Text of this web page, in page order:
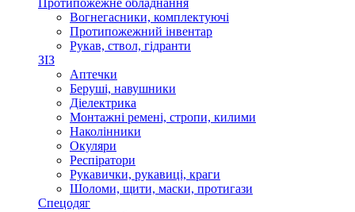
Протипожежне обладнання
Вогнегасники, комплектуючі
Протипожежний інвентар
Рукав, ствол, гідранти
ЗІЗ
Аптечки
Беруші, навушники
Діелектрика
Монтажні ремені, стропи, килими
Наколінники
Окуляри
Респіратори
Рукавички, рукавиці, краги
Шоломи, щити, маски, протигази
Спецодяг